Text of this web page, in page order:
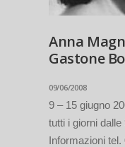
Anna
Gastone
09/06/2008
9 – 15 giugno
tutti i giorni
Informazioni